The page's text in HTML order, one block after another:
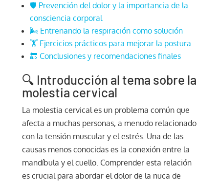
🛡️ Prevención del dolor y la importancia de la
consciencia corporal
🌬️ Entrenando la respiración como solución
🏋️ Ejercicios prácticos para mejorar la postura
🔚 Conclusiones y recomendaciones finales
🔍 Introducción al tema sobre la
molestia cervical
La molestia cervical es un problema común que
afecta a muchas personas, a menudo relacionado
con la tensión muscular y el estrés. Una de las
causas menos conocidas es la conexión entre la
mandíbula y el cuello. Comprender esta relación
es crucial para abordar el dolor de la nuca de